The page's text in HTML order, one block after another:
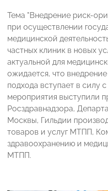
Тема "Внедрение риск-
при осуществлении
медицинской
частных клиник в новых
актуальной для
ожидается, что
подхода вступает в силу
мероприятия выступили
Росздравнадзора,
Москвы, Гильдии
товаров и услуг МТПП,
здравоохранению и
МТПП.